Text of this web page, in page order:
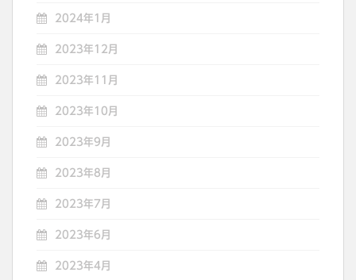
2024年1月
2023年12月
2023年11月
2023年10月
2023年9月
2023年8月
2023年7月
2023年6月
2023年4月